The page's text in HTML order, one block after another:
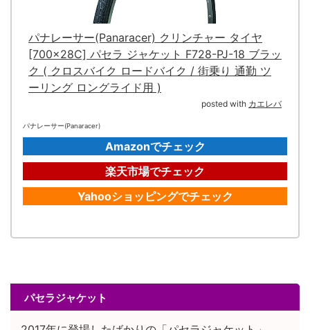
パナレーサー(Panaracer) クリンチャー タイヤ
[700×28C] パセラ ジャケット F728-PJ-18 ブラッ
ク ( クロスバイク ロードバイク / 街乗り 通勤 ツ
ーリング ロングライド用 )
posted with カエレバ
パナレーサー(Panaracer)
Amazonでチェック
楽天市場でチェック
Yahooショッピングでチェック
パセラジャケット